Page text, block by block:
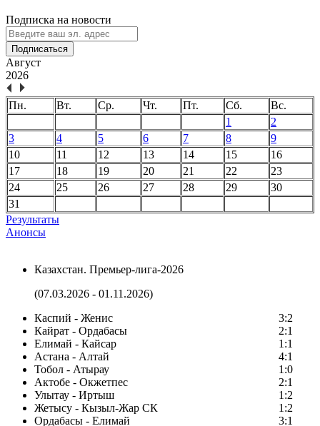
Подписка на новости
Подписаться
Август
2026
Пн. Вт. Ср. Чт. Пт. Сб.
Вс.
1
2
3
4 5 6 7 8
9
10
11 12 13 14 15
16
17
18 19 20 21 22
23
24
25 26 27 28 29
30
31
Результаты
Анонсы
Казахстан. Премьер-лига-2026
(07.03.2026 - 01.11.2026)
Каспий - Женис
3:2
Кайрат - Ордабасы
2:1
Елимай - Кайсар
1:1
Астана - Алтай
4:1
Тобол - Атырау
1:0
Актобе - Окжетпес
2:1
Улытау - Иртыш
1:2
Жетысу - Кызыл-Жар СК
1:2
Ордабасы - Елимай
3:1